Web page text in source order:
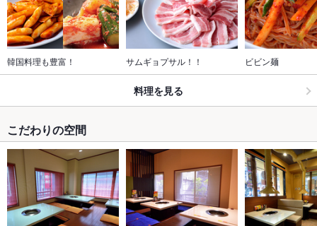
韓国料理も豊富！ サムギョプサル！！ ビビン麺
料理を見る
こだわりの空間